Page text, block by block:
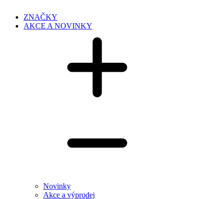
ZNAČKY
AKCE A NOVINKY
Novinky
Akce a výprodej